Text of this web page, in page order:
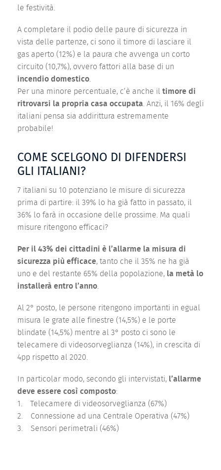
le festività.
A completare il podio delle paure di sicurezza in
vista delle partenze, ci sono il timore di lasciare il
gas aperto (12%) e la paura che avvenga un corto
circuito (10,7%), ovvero fattori alla base di un
incendio domestico
Per una minore percentuale, c’è anche il
timore di
ritrovarsi la propria casa occupata . Anzi, il 16% degli
italiani pensa sia addirittura estremamente
probabile!
COME SCELGONO DI DIFENDERSI
GLI ITALIANI?
7 italiani su 10 potenziano le misure di sicurezza
prima di partire: il 39% lo ha già fatto in passato, il
36% lo farà in occasione delle prossime. Ma quali
misure ritengono efficaci?
Per il 43% dei cittadini è l’allarme la misura di
sicurezza più efficace, tanto che il 35% ne ha già
uno e del restante 65% della popolazione, la metà lo
installerà entro l’anno
Al 2° posto, le persone ritengono importanti in egual
misura le grate alle finestre (14,5%) e le porte
blindate (14,5%) mentre al 3° posto ci sono le
telecamere di videosorveglianza (14%), in crescita di
4pp rispetto al 2020.
In particolar modo, secondo gli intervistati, l’allarme
deve essere così composto:
1. Telecamere di videosorveglianza (67%)
2. Connessione ad una Centrale Operativa (47%)
3. Sensori perimetrali (46%)